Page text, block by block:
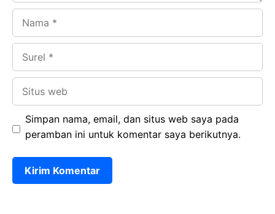
Simpan nama, email, dan situs web saya pada
peramban ini untuk komentar saya berikutnya.